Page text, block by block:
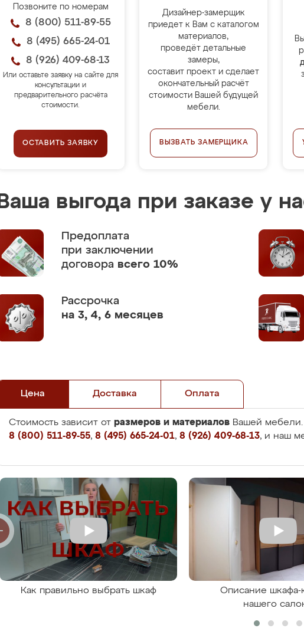
Позвоните по номерам
8 (800) 511-89-55
8 (495) 665-24-01
8 (926) 409-68-13
Или оставьте заявку на сайте для
консультации и
предварительного расчёта
стоимости.
ОСТАВИТЬ ЗАЯВКУ
Дизайнер-замерщик
приедет к Вам с каталогом
материалов,
проведёт детальные
замеры,
составит проект и сделает
окончательный расчёт
стоимости Вашей будущей
мебели.
ВЫЗВАТЬ ЗАМЕРЩИКА
Ваша выгода при заказе у
Предоплата
при заключении
договора всего 10%
Рассрочка
на 3, 4, 6 месяцев
Цена Доставка Оплата
Стоимость зависит от размеров и материалов Вашей
8 (800) 511-89-55, 8 (495) 665-24-01, 8 (926) 409-68-13, и наш
Как правильно выбрать шкаф
Описание шкафа-
нашего